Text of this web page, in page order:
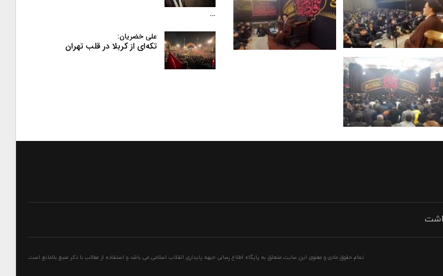
…
علی خضریان:
تکه‌ای از کربلا در قلب تهران
تمام حقوق مادی و معنوی این سایت متعلق به پایگاه اطلاع رسانی جبهه پایداری انقلاب اسلامی می باشد و استفاده از مطالب با ذکر منبع بلامانع است.